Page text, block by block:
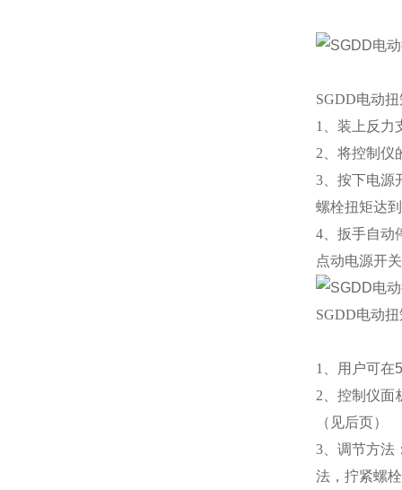
SGDD电动
1、装上反力
2、将控制仪
3、按下电源
螺栓扭矩达
4、扳手自动
点动电源开
SGDD电动
1、用户可在
2、控制仪面
（见后页）
3、调节方法
法，拧紧螺